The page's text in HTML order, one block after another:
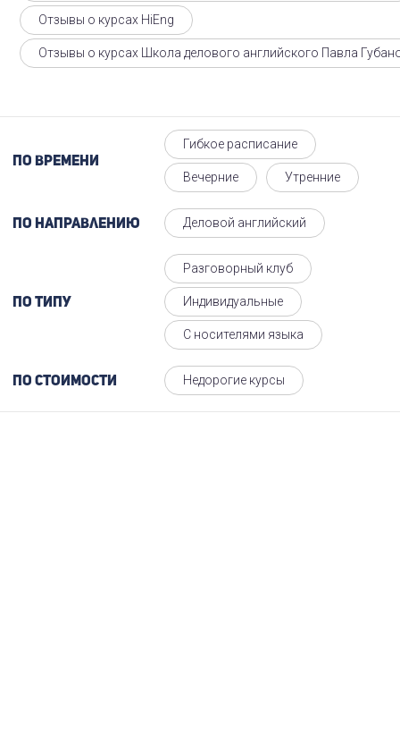
Отзывы о курсах HiEng
Отзывы о курсах Школа делового английского Павла
По времени
Гибкое расписание
Вечерние Утренние
По направлению Деловой английский
По типу
Разговорный клуб
Индивидуальные
С носителями языка
По стоимости Недорогие курсы